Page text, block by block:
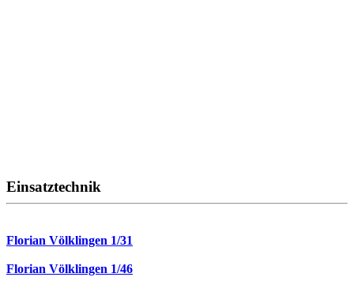
Einsatztechnik
Florian Völklingen 1/31
Florian Völklingen 1/46